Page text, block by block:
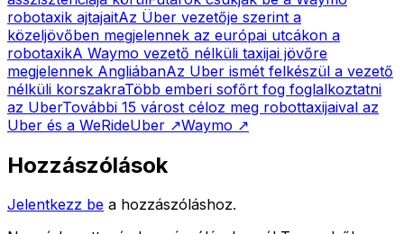
robotaxik ajtajaitAz Über vezetője szerint a
közeljövőben megjelennek az európai utcákon a
robotaxikA Waymo vezető nélküli taxijai jövőre
megjelennek AngliábanAz Uber ismét felkészül a vezető
nélküli korszakraTöbb emberi sofőrt fog foglalkoztatni
az UberTovábbi 15 várost céloz meg robottaxijaival az
Uber és a WeRideUber ↗Waymo ↗
Hozzászólások
Jelentkezz be a hozzászóláshoz.